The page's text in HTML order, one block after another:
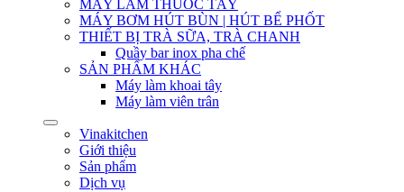
MÁY LÀM THUỐC TÂY
MÁY BƠM HÚT BÙN | HÚT BỂ PHỐT
THIẾT BỊ TRÀ SỮA, TRÀ CHANH
Quầy bar inox pha chế
SẢN PHẨM KHÁC
Máy làm khoai tây
Máy làm viên trân
Vinakitchen
Giới thiệu
Sản phẩm
Dịch vụ